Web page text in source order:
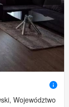
Województwo